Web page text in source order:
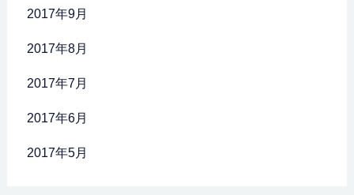
2017年9月
2017年8月
2017年7月
2017年6月
2017年5月